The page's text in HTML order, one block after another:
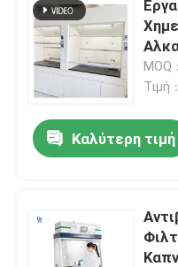
MOQ
Τιμή
Καλύτερη τιμή